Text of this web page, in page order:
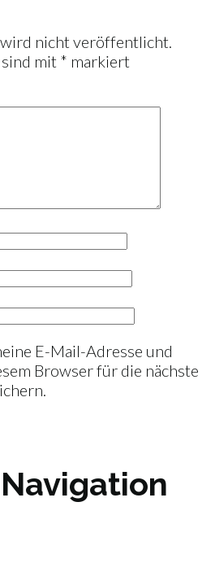
nicht veröffentlicht.
mit * markiert
E-Mail-Adresse und
Browser für die nächste